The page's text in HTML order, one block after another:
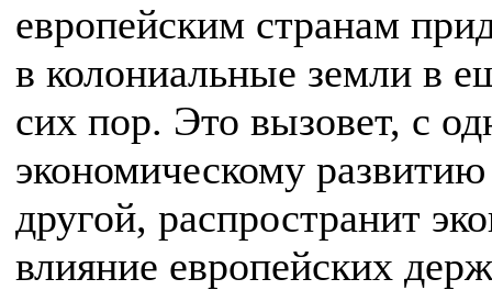
европейским странам
в колониальные земли в
сих пор. Это вызовет, с
экономическому
другой, распространит
влияние европейских